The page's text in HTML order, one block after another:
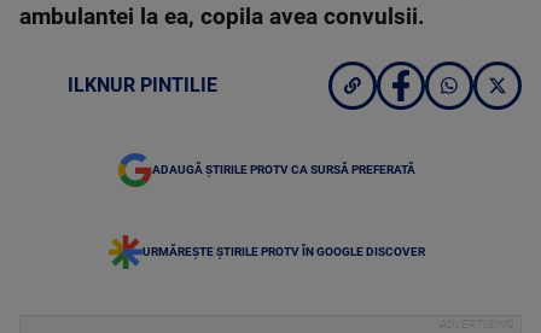
ambulantei la ea, copila avea convulsii.
ILKNUR PINTILIE
ADAUGĂ ȘTIRILE PROTV CA SURSĂ PREFERATĂ
URMĂREȘTE ȘTIRILE PROTV ÎN GOOGLE DISCOVER